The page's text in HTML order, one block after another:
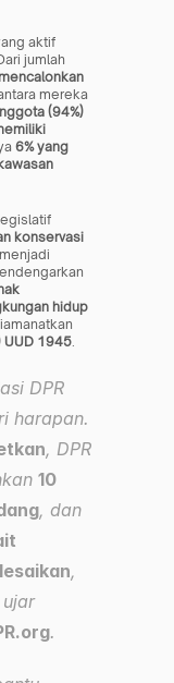
aktif
jumlah
antara mereka
(94%)
6% yang
konservasi
hidup
UUD 1945
DPR
harapan.
, DPR
10
,
termasuk RUU KSDAHE,” ujar
.